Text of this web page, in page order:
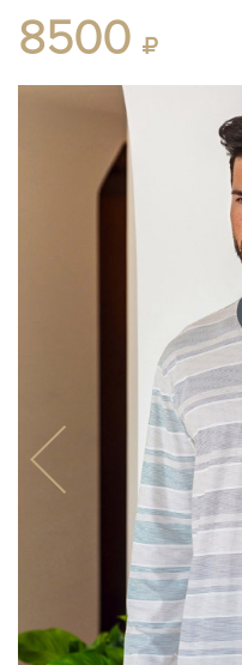
8500